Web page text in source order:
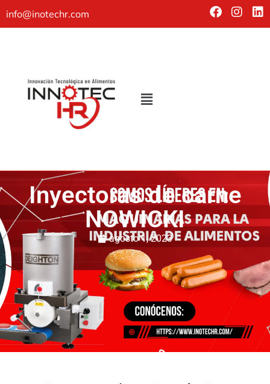
info@inotechr.com
Inyectoras de carne
NOWICKI
agosto 1, 2023